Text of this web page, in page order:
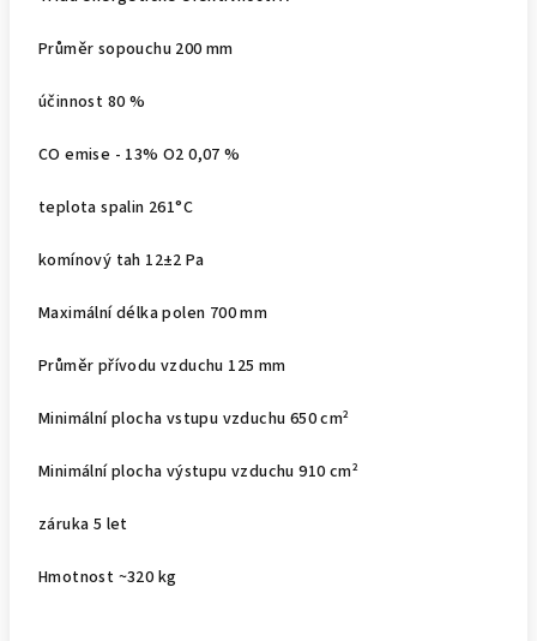
Průměr sopouchu 200 mm
účinnost 80 %
CO emise - 13% O2 0,07 %
teplota spalin 261°C
komínový tah 12±2 Pa
Maximální délka polen 700 mm
Průměr přívodu vzduchu 125 mm
Minimální plocha vstupu vzduchu 650 cm²
Minimální plocha výstupu vzduchu 910 cm²
záruka 5 let
Hmotnost ~320 kg